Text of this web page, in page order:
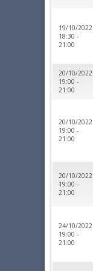
19/10/2022
18:30 -
21:00
20/10/2022
19:00 -
21:00
20/10/2022
19:00 -
21:00
20/10/2022
19:00 -
21:00
24/10/2022
19:00 -
21:00